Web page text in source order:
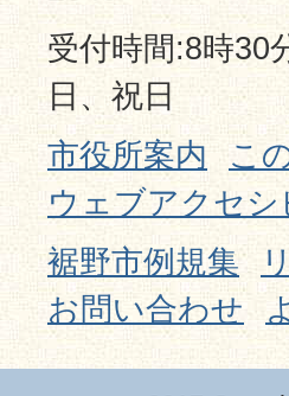
受付時間:8時30
日、祝日
市役所案内
こ
ウェブアクセシ
裾野市例規集
お問い合わせ